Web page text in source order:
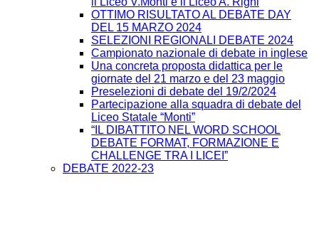
OTTIMO RISULTATO AL DEBATE DAY
DEL 15 MARZO 2024
SELEZIONI REGIONALI DEBATE 2024
Campionato nazionale di debate in inglese
Una concreta proposta didattica per le
giornate del 21 marzo e del 23 maggio
Preselezioni di debate del 19/2/2024
Partecipazione alla squadra di debate del
Liceo Statale “Monti”
“IL DIBATTITO NEL WORD SCHOOL
DEBATE FORMAT, FORMAZIONE E
CHALLENGE TRA I LICEI”
DEBATE 2022-23